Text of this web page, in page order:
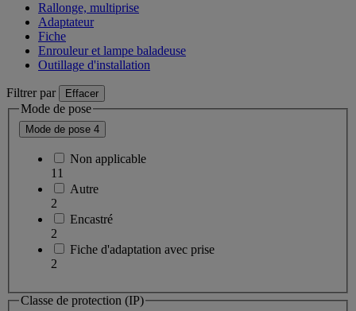
Rallonge, multiprise
Adaptateur
Fiche
Enrouleur et lampe baladeuse
Outillage d'installation
Filtrer par Effacer
Mode de pose
Mode de pose 4
Non applicable
11
Autre
2
Encastré
2
Fiche d'adaptation avec prise
2
Classe de protection (IP)